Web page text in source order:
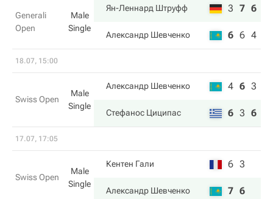
Generali
Open
Male
Single
Ян-Леннард Штруфф 3 7 6
Александр Шевченко 6 6 4
18.07, 15:00
Swiss Open
Male
Single
Александр Шевченко 4 6 3
Стефанос Циципас 6 3 6
17.07, 17:05
Swiss Open
Male
Single
Кентен Гали 6 3
Александр Шевченко 7 6